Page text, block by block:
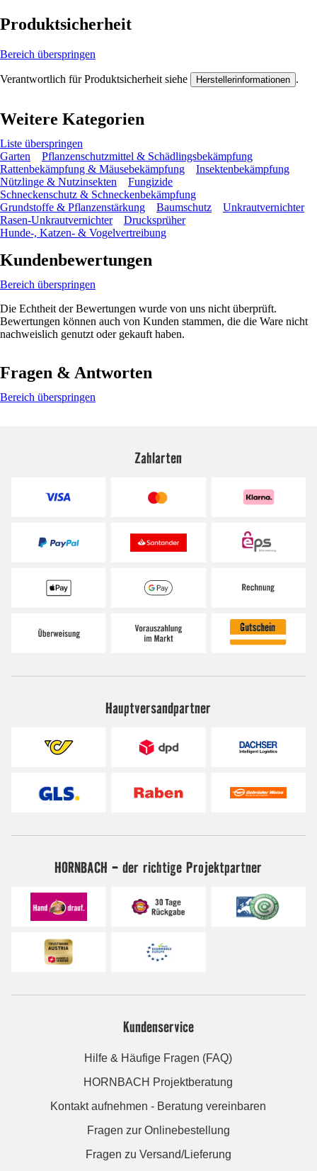
Produktsicherheit
Bereich überspringen
Verantwortlich für Produktsicherheit siehe Herstellerinformationen .
Weitere Kategorien
Liste überspringen
Garten
Pflanzenschutzmittel & Schädlingsbekämpfung
Rattenbekämpfung & Mäusebekämpfung
Insektenbekämpfung
Nützlinge & Nutzinsekten
Fungizide
Schneckenschutz & Schneckenbekämpfung
Grundstoffe & Pflanzenstärkung
Baumschutz
Unkrautvernichter
Rasen-Unkrautvernichter
Drucksprüher
Hunde-, Katzen- & Vogelvertreibung
Kundenbewertungen
Bereich überspringen
Die Echtheit der Bewertungen wurde von uns nicht überprüft.
Bewertungen können auch von Kunden stammen, die die Ware nicht
nachweislich genutzt oder gekauft haben.
Fragen & Antworten
Bereich überspringen
Zahlarten
Hauptversandpartner
HORNBACH - der richtige Projektpartner
Kundenservice
Hilfe & Häufige Fragen (FAQ)
HORNBACH Projektberatung
Kontakt aufnehmen - Beratung vereinbaren
Fragen zur Onlinebestellung
Fragen zu Versand/Lieferung